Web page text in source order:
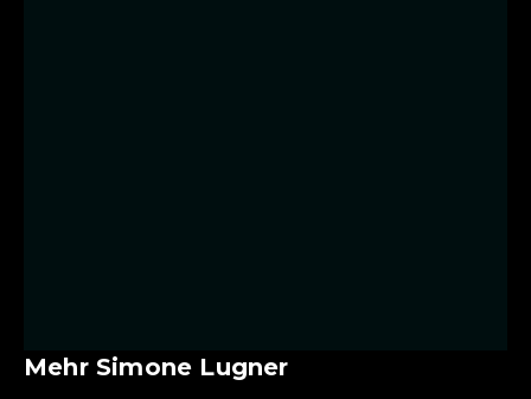
Mehr Simone Lugner